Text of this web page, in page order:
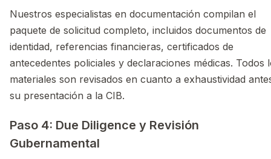
Nuestros especialistas en documentación compilan el
paquete de solicitud completo, incluidos documentos de
identidad, referencias financieras, certificados de
antecedentes policiales y declaraciones médicas. Todos
materiales son revisados en cuanto a exhaustividad
su presentación a la CIB.
Paso 4: Due Diligence y Revisión
Gubernamental